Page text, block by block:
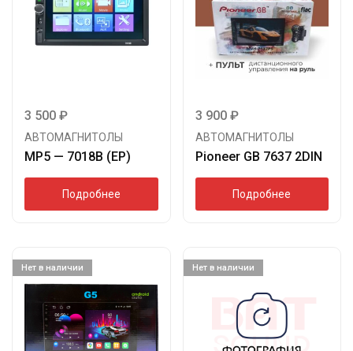
3 500 ₽
АВТОМАГНИТОЛЫ
MP5 — 7018B (EP)
Подробнее
3 900 ₽
АВТОМАГНИТОЛЫ
Pioneer GB 7637 2DIN
Подробнее
Нет в наличии Нет в наличии